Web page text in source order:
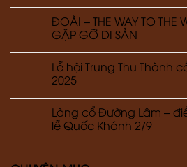
ĐOÀI – THE WAY TO THE
GẶP GỠ DI SẢN
Lễ hội Trung Thu Thành
2025
Làng cổ Đường Lâm –
lễ Quốc Khánh 2/9